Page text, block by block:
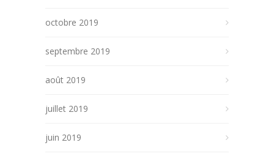
octobre 2019
septembre 2019
août 2019
juillet 2019
juin 2019